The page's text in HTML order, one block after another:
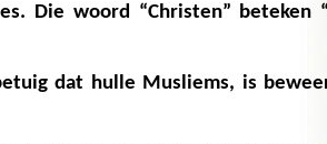
Die woord “Christen” beteken
dat hulle Musliems, is